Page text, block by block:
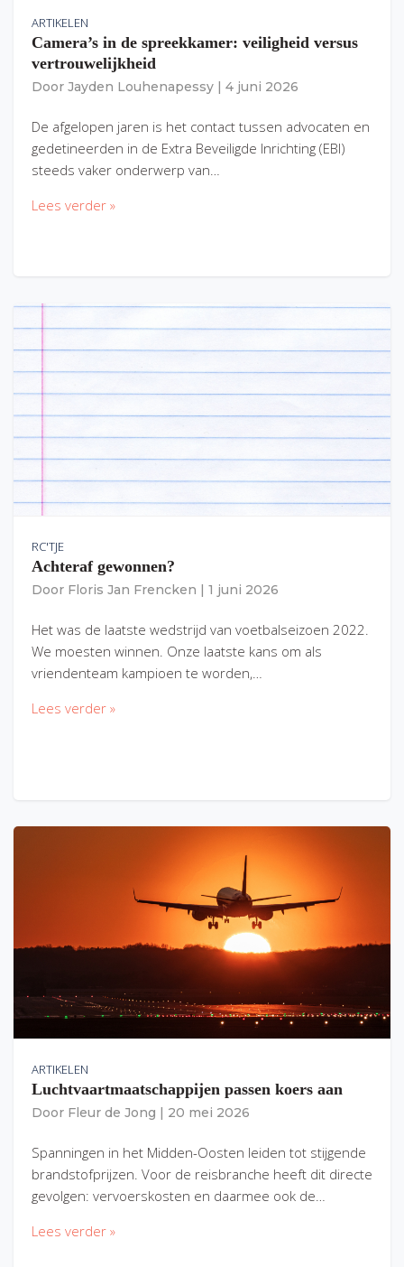
ARTIKELEN
Camera’s in de spreekkamer: veiligheid versus
vertrouwelijkheid
Door Jayden Louhenapessy 4 juni 2026
De afgelopen jaren is het contact tussen advocaten en
gedetineerden in de Extra Beveiligde Inrichting (EBI)
steeds vaker onderwerp van…
Lees verder »
RC'TJE
Achteraf gewonnen?
Door Floris Jan Frencken 1 juni 2026
Het was de laatste wedstrijd van voetbalseizoen 2022.
We moesten winnen. Onze laatste kans om als
vriendenteam kampioen te worden,…
Lees verder »
ARTIKELEN
Luchtvaartmaatschappijen passen koers aan
Door Fleur de Jong 20 mei 2026
Spanningen in het Midden-Oosten leiden tot stijgende
brandstofprijzen. Voor de reisbranche heeft dit directe
gevolgen: vervoerskosten en daarmee ook de…
Lees verder »